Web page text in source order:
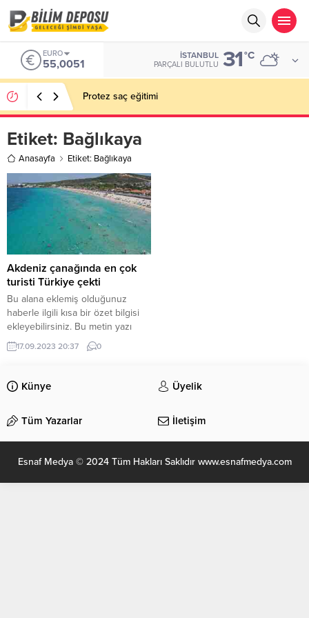
EURO
55,0051
İSTANBUL
PARÇALI BULUTLU 31°C
Protez saç eğitimi
Etiket: Bağlıkaya
Anasayfa Etiket: Bağlıkaya
Akdeniz çanağında en çok
turisti Türkiye çekti
Bu alana eklemiş olduğunuz
haberle ilgili kısa bir özet bilgisi
ekleyebilirsiniz. Bu metin yazı
düzenleme sayfasında “Özet”
bölümünden eklenebilir. Özet
olarak bu şekilde gösterilir,
eklenmemişse bu alan boş kalır.
17.09.2023 20:37 0
Künye Üyelik
Tüm Yazarlar İletişim
Esnaf Medya © 2024 Tüm Hakları Saklıdır www.esnafmedya.com